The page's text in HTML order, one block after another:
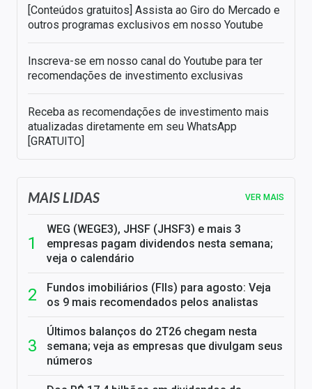
[Conteúdos gratuitos] Assista ao Giro do Mercado e
outros programas exclusivos em nosso Youtube
Inscreva-se em nosso canal do Youtube para ter
recomendações de investimento exclusivas
Receba as recomendações de investimento mais
atualizadas diretamente em seu WhatsApp
[GRATUITO]
MAIS LIDAS VER MAIS
WEG (WEGE3), JHSF (JHSF3) e mais 3
empresas pagam dividendos nesta semana;
veja o calendário
Fundos imobiliários (FIIs) para agosto: Veja
os 9 mais recomendados pelos analistas
Últimos balanços do 2T26 chegam nesta
semana; veja as empresas que divulgam seus
números